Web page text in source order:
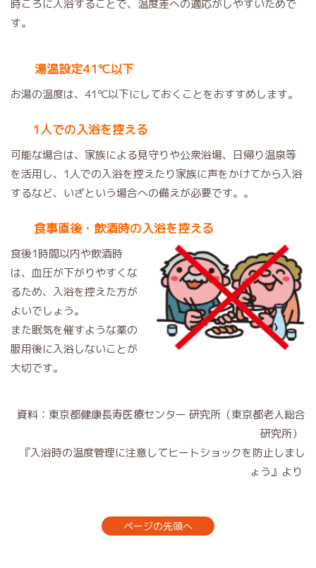
時ころに入浴することで、温度差への適応がしやすいためで
す。
湯温設定41℃以下
お湯の温度は、41℃以下にしておくことをおすすめします。
1人での入浴を控える
可能な場合は、家族による見守りや公衆浴場、日帰り温泉等
を活用し、1人での入浴を控えたり家族に声をかけてから入浴
するなど、いざという場合への備えが必要です。。
食事直後・飲酒時の入浴を控える
食後1時間以内や飲酒時
は、血圧が下がりやすくな
るため、入浴を控えた方が
よいでしょう。
また眠気を催すような薬の
服用後に入浴しないことが
大切です。
資料：東京都健康長寿医療センター 研究所（東京都老人総合
研究所）
『入浴時の温度管理に注意してヒートショックを防止しまし
ょう』より
ページの先頭へ